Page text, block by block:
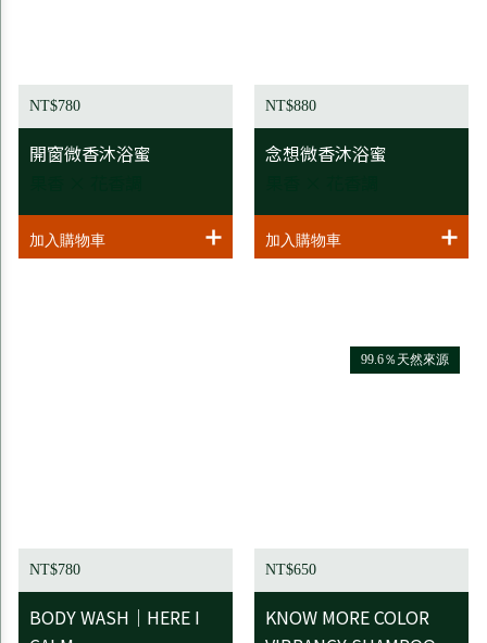
NT$780
開窗微香沐浴蜜
NT$880
念想微香沐浴蜜
NT$780
BODY WASH｜HERE I
99.6％天然來源
NT$650
KNOW MORE COLOR